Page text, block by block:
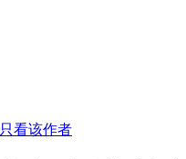
只看该作者